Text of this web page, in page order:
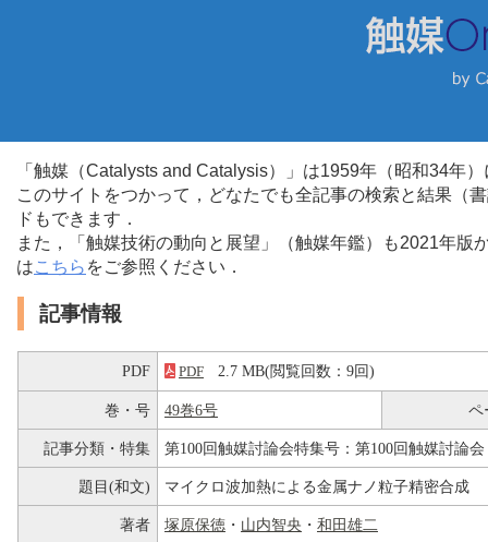
「触媒（Catalysts and Catalysis）」は1959年（昭和34年
このサイトをつかって，どなたでも全記事の検索と結果（
ドもできます．
また，「触媒技術の動向と展望」（触媒年鑑）も2021年
はこちら をご参照ください．
記事情報
PDF PDF 2.7 MB(閲覧回数：9回)
巻・号 49巻6号 ペ
記事分類・特集 第100回触媒討論会特集号：第100回触媒討論会
題目(和文) マイクロ波加熱による金属ナノ粒子精密合成
著者 塚原保徳 ・ 山内智央 ・ 和田雄二